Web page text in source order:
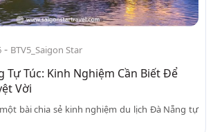
- BTV5_Saigon Star
Tự Túc: Kinh Nghiệm Cần Biết Để
Vời
bài chia sẻ kinh nghiệm du lịch Đà Nẵng tự